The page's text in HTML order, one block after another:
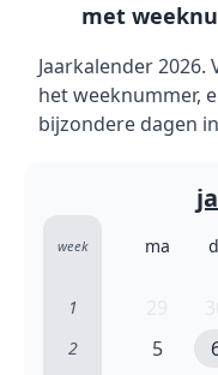
met
Jaarkalender 2026.
het weeknummer,
bijzondere dagen
week ma
1
2 5